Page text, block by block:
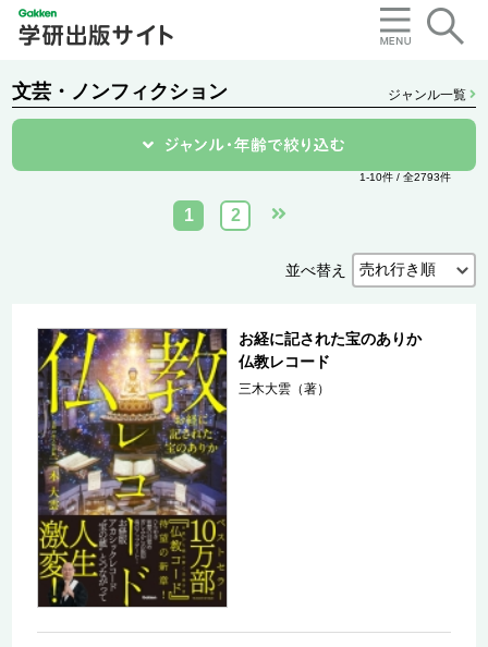
文芸・ノンフィクション ジャンル一覧
1-10件 / 全2793件
1 2
並べ替え
お経に記された宝のありか
仏教レコード
三木大雲（著）